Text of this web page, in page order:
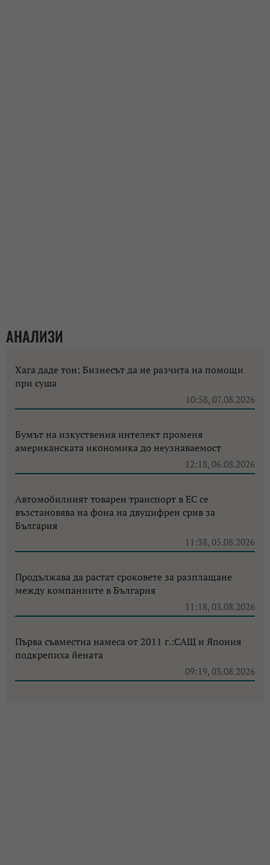
АНАЛИЗИ
Хага даде тон: Бизнесът да не разчита на помощи
при суша
10:58, 07.08.2026
Бумът на изкуствения интелект променя
американската икономика до неузнаваемост
12:18, 06.08.2026
Автомобилният товарен транспорт в ЕС се
възстановява на фона на двуцифрен срив за
България
11:38, 05.08.2026
Продължава да растат сроковете за разплащане
между компаниите в България
11:18, 03.08.2026
Първа съвместна намеса от 2011 г.:САЩ и Япония
подкрепиха йената
09:19, 03.08.2026